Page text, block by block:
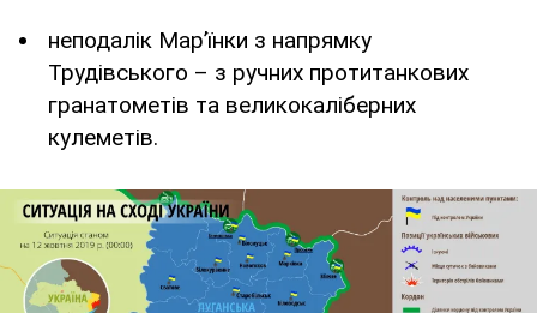
неподалік Мар’їнки з напрямку
Трудівського – з ручних протитанкових
гранатометів та великокаліберних
кулеметів.